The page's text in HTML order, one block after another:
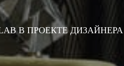
В ПРОЕКТЕ